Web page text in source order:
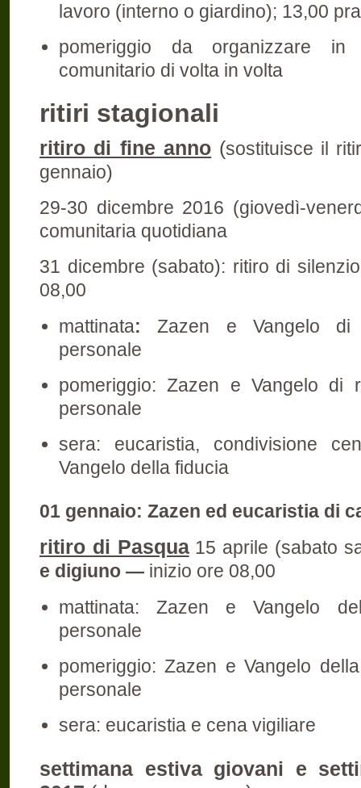
lavoro (interno o giardino); 13,00
pomeriggio da organizzare
comunitario di volta in volta
ritiri stagionali
ritiro di fine anno (sostituisce il
gennaio)
29-30 dicembre 2016 (giovedì-
comunitaria quotidiana
31 dicembre (sabato): ritiro di
08,00
mattinata:Zazen e Vangelo di
personale
pomeriggio: Zazen e Vangelo di
personale
sera: eucaristia, condivisione
Vangelo della fiducia
01 gennaio: Zazen ed eucaristia di
ritiro di Pasqua 15 aprile (sabato
e digiuno — inizio ore 08,00
mattinata: Zazen e Vangelo
personale
pomeriggio: Zazen e Vangelo
personale
sera: eucaristia e cena vigiliare
settimana estiva giovani e